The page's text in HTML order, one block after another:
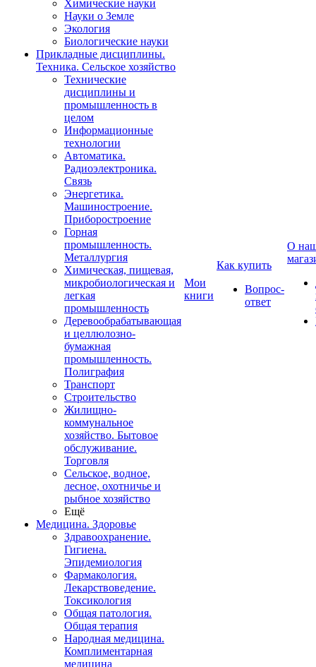
Химические науки
Науки о Земле
Экология
Биологические науки
Прикладные дисциплины.
Техника. Сельское хозяйство
Технические
дисциплины и
промышленность в
целом
Информационные
технологии
Автоматика.
Радиоэлектроника.
Связь
Энергетика.
Машиностроение.
Приборостроение
Горная
промышленность.
Металлургия
Химическая, пищевая,
микробиологическая и
легкая
промышленность
Деревообрабатывающая
и целлюлозно-
бумажная
промышленность.
Полиграфия
Транспорт
Строительство
Жилищно-
коммунальное
хозяйство. Бытовое
обслуживание.
Торговля
Сельское, водное,
лесное, охотничье и
рыбное хозяйство
Ещё
Медицина. Здоровье
Здравоохранение.
Гигиена.
Эпидемиология
Фармакология.
Лекарствоведение.
Токсикология
Общая патология.
Общая терапия
Народная медицина.
Комплиментарная
медицина
Мои
книги
Как купить
Вопрос-
ответ
О